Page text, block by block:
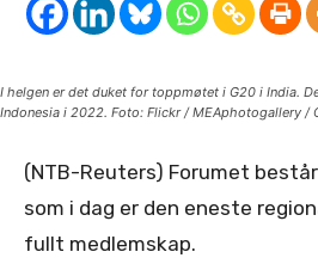
I helgen er det duket for toppmøtet i G20 i India.
Indonesia i 2022. Foto: Flickr / MEAphotogallery /
(NTB-Reuters) Forumet
som i dag er den eneste
fullt medlemskap.